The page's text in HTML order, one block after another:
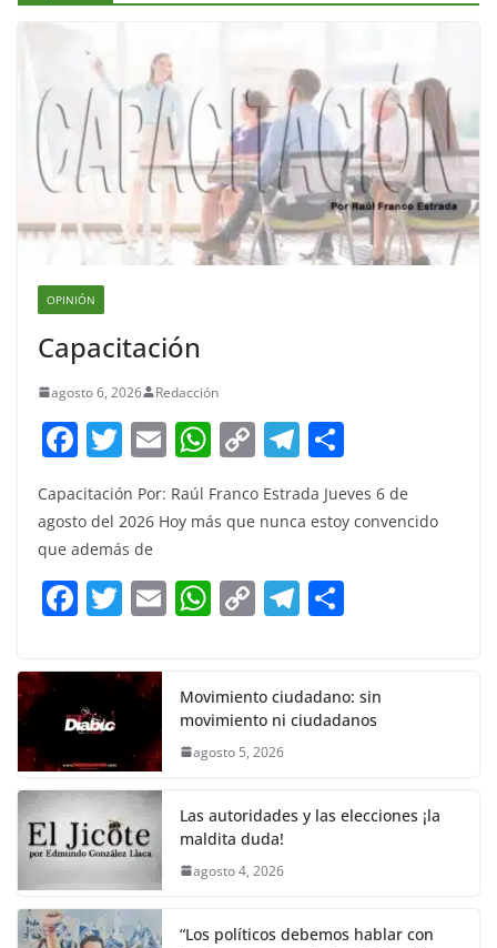
OPINIÓN
Capacitación
agosto 6, 2026 Redacción
F
a
c
e
b
o
k
T
itt
er
E
m
ai
W
at
A
p
C
p
Li
n
T
el
e
a
m
ar
e
Capacitación Por: Raúl Franco Estrada Jueves 6 de
agosto del 2026 Hoy más que nunca estoy convencido
que además de
F
c
e
b
o
o
k
T
itt
er
E W
s
A
p
C
y
Li
k
T
gr
a
e
Movimiento ciudadano: sin
movimiento ni ciudadanos
agosto 5, 2026
Las autoridades y las elecciones ¡la
maldita duda!
agosto 4, 2026
“Los políticos debemos hablar con